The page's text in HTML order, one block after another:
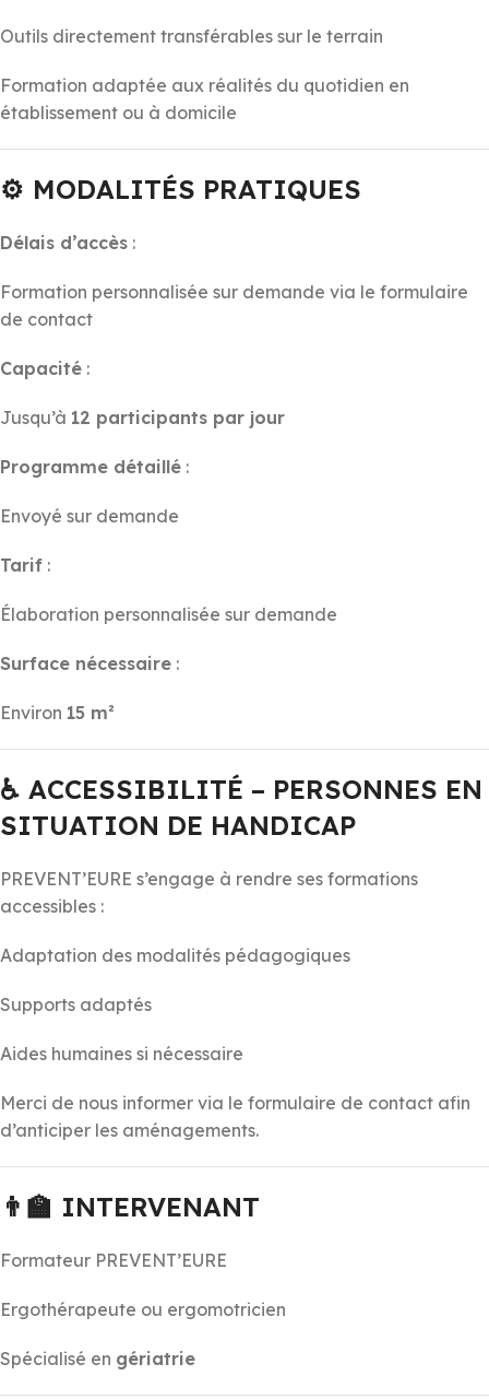
Outils directement transférables sur le terrain
Formation adaptée aux réalités du quotidien en
établissement ou à domicile
⚙️ MODALITÉS PRATIQUES
Délais d’accès :
Formation personnalisée sur demande via le formulaire
de contact
Capacité :
Jusqu’à 12 participants par jour
Programme détaillé :
Envoyé sur demande
Tarif :
Élaboration personnalisée sur demande
Surface nécessaire :
Environ 15 m²
♿ ACCESSIBILITÉ – PERSONNES EN
SITUATION DE HANDICAP
PREVENT’EURE s’engage à rendre ses formations
accessibles :
Adaptation des modalités pédagogiques
Supports adaptés
Aides humaines si nécessaire
Merci de nous informer via le formulaire de contact afin
d’anticiper les aménagements.
👨‍🏫 INTERVENANT
Formateur PREVENT’EURE
Ergothérapeute ou ergomotricien
Spécialisé en gériatrie